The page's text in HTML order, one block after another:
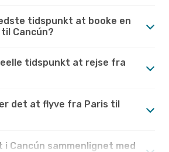
tidspunkt at booke en
Cancún?
tidspunkt at rejse fra
det at flyve fra Paris til
i Cancún sammenlignet med